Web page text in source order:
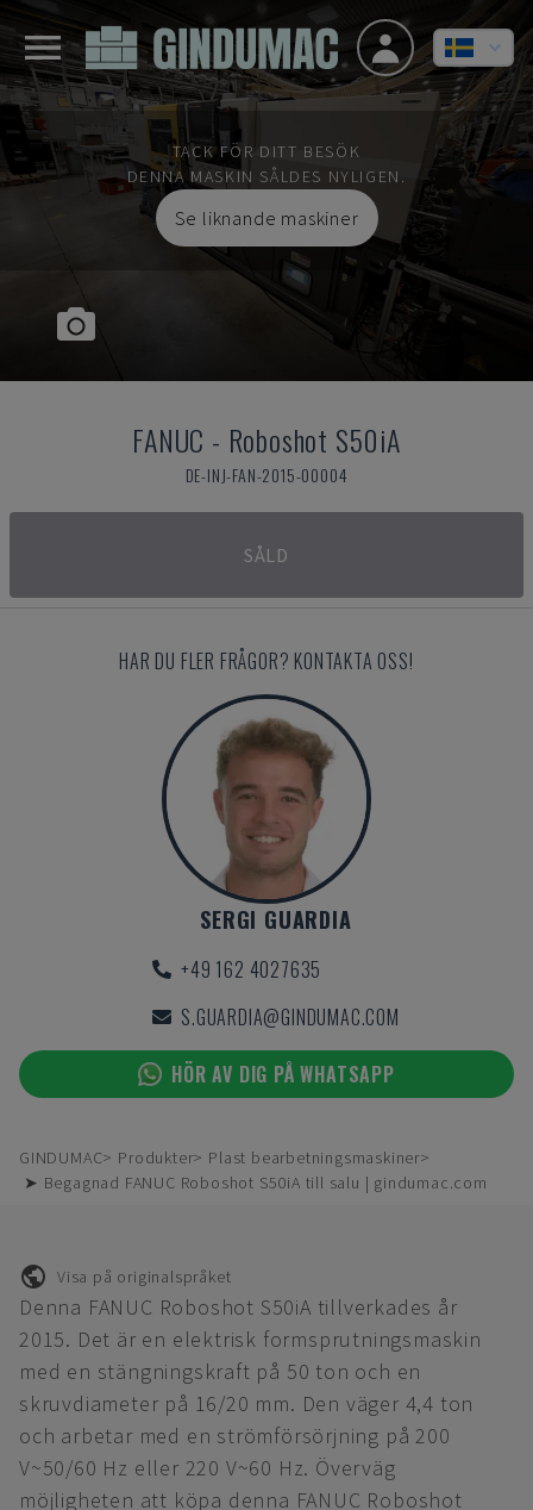
TACK FÖR DITT BESÖK
DENNA MASKIN SÅLDES NYLIGEN.
Se liknande maskiner
FANUC - Roboshot S50iA
DE-INJ-FAN-2015-00004
SÅLD
HAR DU FLER FRÅGOR? KONTAKTA OSS!
SERGI GUARDIA
+49 162 4027635
S.GUARDIA@GINDUMAC.COM
HÖR AV DIG PÅ WHATSAPP
GINDUMAC Produkter
Plast bearbetningsmaskiner
➤ Begagnad FANUC Roboshot S50iA till salu | gindumac.com
Visa på originalspråket
Denna FANUC Roboshot S50iA tillverkades år
2015. Det är en elektrisk formsprutningsmaskin
med en stängningskraft på 50 ton och en
skruvdiameter på 16/20 mm. Den väger 4,4 ton
och arbetar med en strömförsörjning på 200
V~50/60 Hz eller 220 V~60 Hz. Överväg
möjligheten att köpa denna FANUC Roboshot